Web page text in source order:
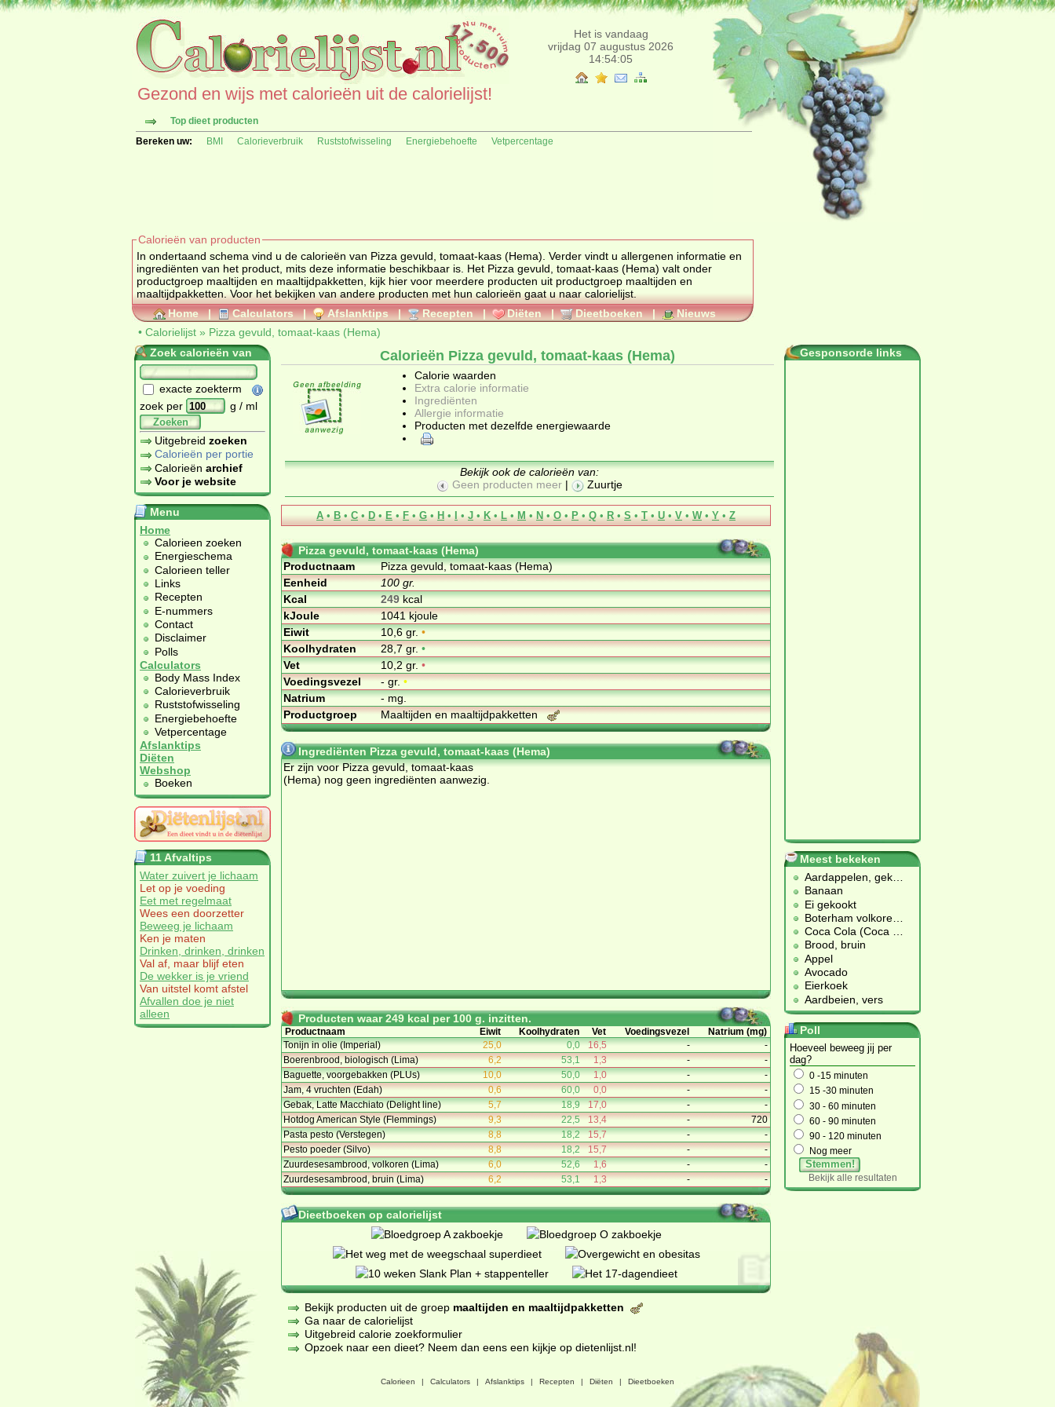
Het is vandaag
vrijdag 07 augustus 2026
14:54:05
Gezond en wijs met calorieën uit de calorielijst!
Top dieet producten
Bereken uw:
BMI Calorieverbruik Ruststofwisseling Energiebehoefte Vetpercentage
Calorieën van producten
In ondertaand schema vind u de calorieën van Pizza gevuld, tomaat-kaas (Hema). Verder vindt u allergenen informatie en
ingrediënten van het product, mits deze informatie beschikbaar is. Het Pizza gevuld, tomaat-kaas (Hema) valt onder
productgroep maaltijden en maaltijdpakketten , kijk hier voor meerdere producten uit productgroep maaltijden en
maaltijdpakketten
. Voor het bekijken van andere producten met hun calorieën gaat u naar calorielijst.
Home | Calculators | Afslanktips | Recepten | Diëten | Dieetboeken |
Nieuws
• Calorielijst » Pizza gevuld, tomaat-kaas (Hema)
Zoek calorieën van
exacte zoekterm
zoek per
g / ml
Zoeken
Uitgebreid zoeken
Calorieën per portie
Calorieën archief
Voor je website
Menu
Home
Calorieen zoeken
Energieschema
Calorieen teller
Links
Recepten
E-nummers
Contact
Disclaimer
Polls
Calculators
Body Mass Index
Calorieverbruik
Ruststofwisseling
Energiebehoefte
Vetpercentage
Afslanktips
Diëten
Webshop
Boeken
11 Afvaltips
Water zuivert je lichaam
Let op je voeding
Eet met regelmaat
Wees een doorzetter
Beweeg je lichaam
Ken je maten
Drinken, drinken, drinken
Val af, maar blijf eten
De wekker is je vriend
Van uitstel komt afstel
Afvallen doe je niet
alleen
Calorieën Pizza gevuld, tomaat-kaas (Hema)
Calorie waarden
Extra calorie informatie
Ingrediënten
Allergie informatie
Producten met dezelfde energiewaarde
Bekijk ook de calorieën van:
Geen producten meer | Zuurtje
A • B • C • D • E • F • G • H • I • J • K • L • M • N • O • P • Q • R • S • T • U • V • W • Y • Z
Pizza gevuld, tomaat-kaas (Hema)
Productnaam
Pizza gevuld, tomaat-kaas (Hema)
Eenheid
100 gr.
Kcal
249kcal
kJoule
1041 kjoule
Eiwit
10,6 gr.•
Koolhydraten
28,7 gr.•
Vet
10,2 gr.•
Voedingsvezel
- gr.•
Natrium
- mg.
Productgroep
Maaltijden en maaltijdpakketten
Ingrediënten Pizza gevuld, tomaat-kaas (Hema)
Er zijn voor Pizza gevuld, tomaat-kaas
(Hema) nog geen ingrediënten aanwezig.
Producten waar 249 kcal per 100 g. inzitten.
Productnaam Eiwit Koolhydraten Vet Voedingsvezel
Natrium (mg)
Tonijn in olie (Imperial)
25,0 0,0 16,5 -
-
Boerenbrood, biologisch (Lima)
6,2 53,1 1,3 -
-
Baguette, voorgebakken (PLUs)
10,0 50,0 1,0 -
-
Jam, 4 vruchten (Edah)
0,6 60,0 0,0 -
-
Gebak, Latte Macchiato (Delight line)
5,7 18,9 17,0 -
-
Hotdog American Style (Flemmings)
9,3 22,5 13,4 -
720
Pasta pesto (Verstegen)
8,8 18,2 15,7 -
-
Pesto poeder (Silvo)
8,8 18,2 15,7 -
-
Zuurdesesambrood, volkoren (Lima)
6,0 52,6 1,6 -
-
Zuurdesesambrood, bruin (Lima)
6,2 53,1 1,3 - -
Dieetboeken op calorielijst
Bekijk producten uit de groep maaltijden en maaltijdpakketten
Ga naar de calorielijst
Uitgebreid calorie zoekformulier
Opzoek naar een dieet? Neem dan eens een kijkje op dietenlijst.nl!
Gesponsorde links
Meest bekeken
Aardappelen, gek
Banaan
Ei gekookt
Boterham volkore
Coca Cola (Coca
Brood, bruin
Appel
Avocado
Eierkoek
Aardbeien, vers
Poll
Hoeveel beweeg jij per
dag?
0 -15 minuten
15 -30 minuten
30 - 60 minuten
60 - 90 minuten
90 - 120 minuten
Nog meer
Stemmen!
Bekijk alle resultaten
Calorieen | Calculators | Afslanktips | Recepten | Diëten | Dieetboeken